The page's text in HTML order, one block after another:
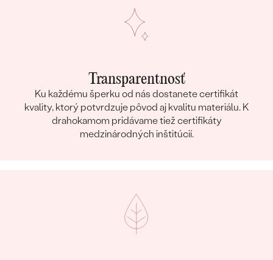
Transparentnosť
Ku každému šperku od nás dostanete certifikát
kvality, ktorý potvrdzuje pôvod aj kvalitu materiálu. K
drahokamom pridávame tiež certifikáty
medzinárodných inštitúcií.